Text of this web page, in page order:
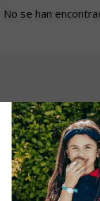
No se han
Ventas Por
Uniforme Escolar
Uniforme Escolar
Uniforme